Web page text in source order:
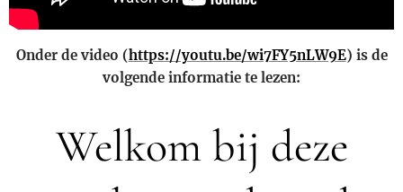
Onder de video (https://youtu.be/wi7FY5nLW9E) is de
volgende informatie te lezen:
Welkom bij deze